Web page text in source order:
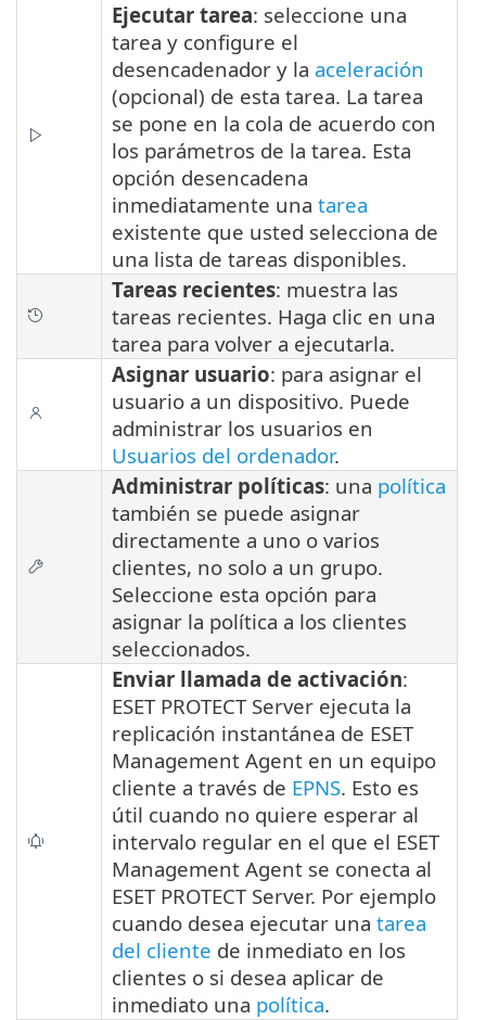
Ejecutar tarea: seleccione una
tarea y configure el
desencadenador y la aceleración
(opcional) de esta tarea. La tarea
se pone en la cola de acuerdo con
los parámetros de la tarea. Esta
opción desencadena
inmediatamente una tarea
existente que usted selecciona de
una lista de tareas disponibles.
Tareas recientes: muestra las
tareas recientes. Haga clic en una
tarea para volver a ejecutarla.
Asignar usuario: para asignar el
usuario a un dispositivo. Puede
administrar los usuarios en
Usuarios del ordenador.
Administrar políticas: una política
también se puede asignar
directamente a uno o varios
clientes, no solo a un grupo.
Seleccione esta opción para
asignar la política a los clientes
seleccionados.
Enviar llamada de activación:
ESET PROTECT Server ejecuta la
replicación instantánea de ESET
Management Agent en un equipo
cliente a través de EPNS. Esto es
útil cuando no quiere esperar al
intervalo regular en el que el ESET
Management Agent se conecta al
ESET PROTECT Server. Por ejemplo
cuando desea ejecutar una tarea
del cliente de inmediato en los
clientes o si desea aplicar de
inmediato una política.